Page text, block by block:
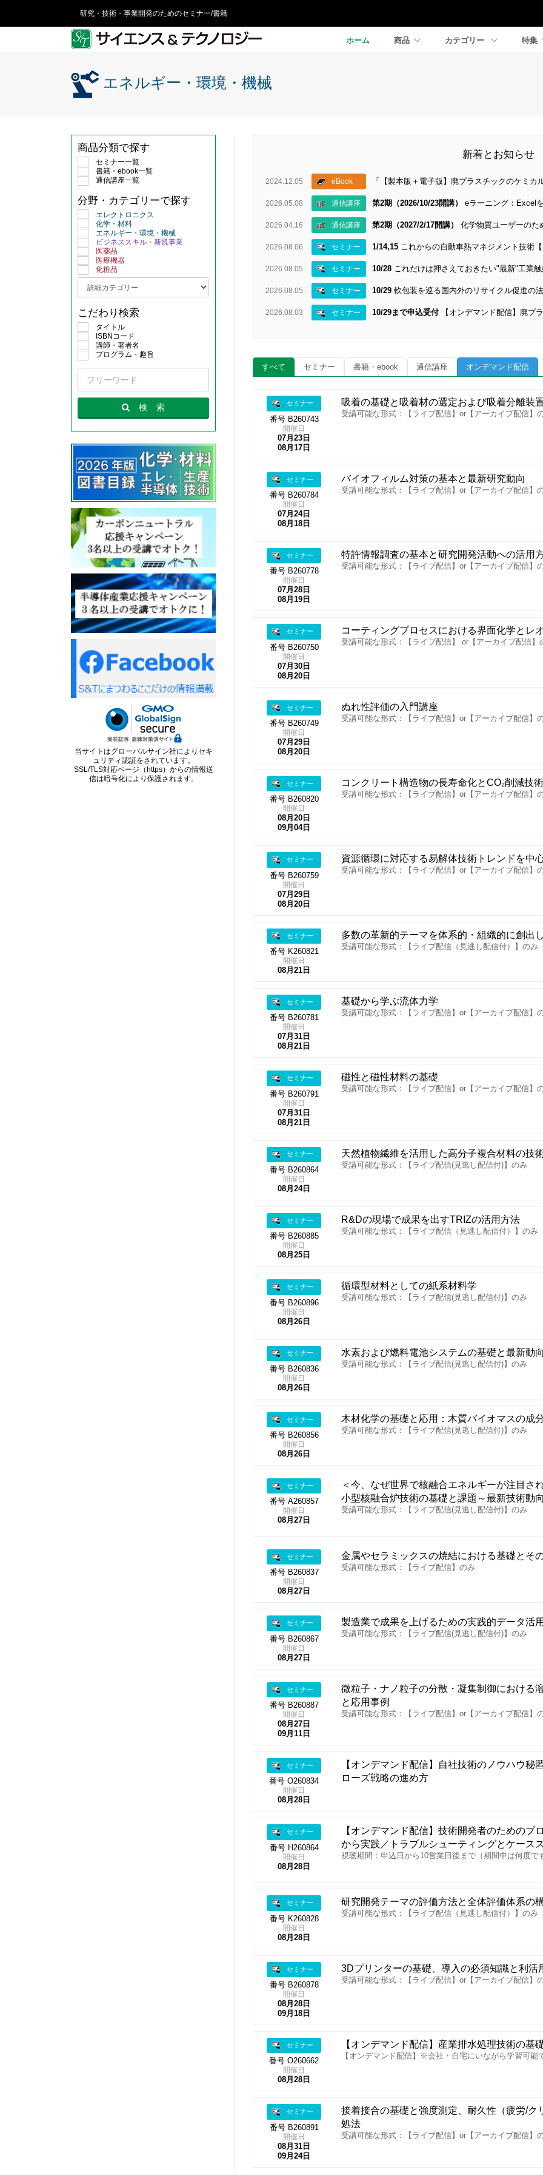
研究・技術・事業開発のためのセミナー/書籍
ホーム 商品 カテゴリー 特集
エネルギー・環境・機械
新着とお知らせ
2024.12.05 eBook 「【製本版＋電子版】廃プラスチックのケミ
2026.05.08 通信講座 第2期（2026/10/23開講） eラーニング：Excel
2026.04.16 通信講座 第2期（2027/2/17開講） 化学物質ユーザーのた
2026.08.06 セミナー 1/14,15これからの自動車熱マネジメント技術【
2026.08.05 セミナー 10/28これだけは押さえておきたい"最新"工業
2026.08.05 セミナー 10/29軟包装を巡る国内外のリサイクル促進の
2026.08.03 セミナー 10/29まで申込受付【オンデマンド配信】廃プ
すべて セミナー 書籍・ebook 通信講座 オンデマンド配信
セミナー
番号 B260743
開催日
07月23日
08月17日
吸着の基礎と吸着材の選定および吸着分離装
受講可能な形式：【ライブ配信】or【アーカイブ配信】
セミナー
番号 B260784
開催日
07月24日
08月18日
バイオフィルム対策の基本と最新研究動向
受講可能な形式：【ライブ配信】or【アーカイブ配信】
セミナー
番号 B260778
開催日
07月28日
08月19日
特許情報調査の基本と研究開発活動への活用
受講可能な形式：【ライブ配信】or【アーカイブ配信】
セミナー
番号 B260750
開催日
07月30日
08月20日
コーティングプロセスにおける界面化学とレ
受講可能な形式：【ライブ配信】 or【アーカイブ配信】
セミナー
番号 B260749
開催日
07月29日
08月20日
ぬれ性評価の入門講座
受講可能な形式：【ライブ配信】or【アーカイブ配信】
セミナー
番号 B260820
開催日
08月20日
09月04日
コンクリート構造物の長寿命化とCO₂削減技術
受講可能な形式：【ライブ配信】or【アーカイブ配信】
セミナー
番号 B260759
開催日
07月29日
08月20日
資源循環に対応する易解体技術トレンドを中
受講可能な形式：【ライブ配信】or【アーカイブ配信】
セミナー
番号 K260821
開催日
08月21日
多数の革新的テーマを体系的・組織的に創出
受講可能な形式：【ライブ配信（見逃し配信付）】のみ
セミナー
番号 B260781
開催日
07月31日
08月21日
基礎から学ぶ流体力学
受講可能な形式：【ライブ配信】or【アーカイブ配信】
セミナー
番号 B260791
開催日
07月31日
08月21日
磁性と磁性材料の基礎
受講可能な形式：【ライブ配信】or【アーカイブ配信】
セミナー
番号 B260864
開催日
08月24日
天然植物繊維を活用した高分子複合材料の技
受講可能な形式：【ライブ配信(見逃し配信付)】のみ
セミナー
番号 B260885
開催日
08月25日
R&Dの現場で成果を出すTRIZの活用方法
受講可能な形式：【ライブ配信（見逃し配信付）】のみ
セミナー
番号 B260896
開催日
08月26日
循環型材料としての紙系材料学
受講可能な形式：【ライブ配信(見逃し配信付)】のみ
セミナー
番号 B260836
開催日
08月26日
水素および燃料電池システムの基礎と最新動向
受講可能な形式：【ライブ配信(見逃し配信付)】のみ
セミナー
番号 B260856
開催日
08月26日
木材化学の基礎と応用：木質バイオマスの成
受講可能な形式：【ライブ配信(見逃し配信付)】のみ
セミナー
番号 A260857
開催日
08月27日
＜今、なぜ世界で核融合エネルギーが注目さ
小型核融合炉技術の基礎と課題～最新技術動
受講可能な形式：【ライブ配信(見逃し配信付)】のみ
セミナー
番号 B260837
開催日
08月27日
金属やセラミックスの焼結における基礎とそ
受講可能な形式：【ライブ配信】のみ
セミナー
番号 B260867
開催日
08月27日
製造業で成果を上げるための実践的データ活
受講可能な形式：【ライブ配信(見逃し配信付)】のみ
セミナー
番号 B260887
開催日
08月27日
09月11日
微粒子・ナノ粒子の分散・凝集制御における
と応用事例
受講可能な形式：【ライブ配信】or【アーカイブ配信】
セミナー
番号 O260834
開催日
08月28日
【オンデマンド配信】自社技術のノウハウ
ローズ戦略の進め方
セミナー
番号 H260864
開催日
08月28日
【オンデマンド配信】技術開発者のための
から実践／トラブルシューティングとケース
視聴期間：申込日から10営業日後まで（期間中は何度で
セミナー
番号 K260828
開催日
08月28日
研究開発テーマの評価方法と全体評価体系の
受講可能な形式：【ライブ配信（見逃し配信付）】のみ
セミナー
番号 B260878
開催日
08月28日
09月18日
3Dプリンターの基礎、導入の必須知識と利活
受講可能な形式：【ライブ配信】or【アーカイブ配信】
セミナー
番号 O260662
開催日
08月28日
【オンデマンド配信】産業排水処理技術の基
【オンデマンド配信】※会社・自宅にいながら学習可能
セミナー
番号 B260891
開催日
08月31日
09月24日
接着接合の基礎と強度測定、耐久性（疲労/
処法
受講可能な形式：【ライブ配信】or【アーカイブ配信】
商品分類で探す
セミナー一覧
書籍・ebook一覧
通信講座一覧
分野・カテゴリーで探す
エレクトロニクス
化学・材料
エネルギー・環境・機械
ビジネススキル・新規事業
医薬品
医療機器
化粧品
こだわり検索
タイトル
ISBNコード
講師・著者名
プログラム・趣旨
検 索
当サイトはグローバルサイン社によりセキ
ュリティ認証をされています。
SSL/TLS対応ページ（https）からの情報送
信は暗号化により保護されます。